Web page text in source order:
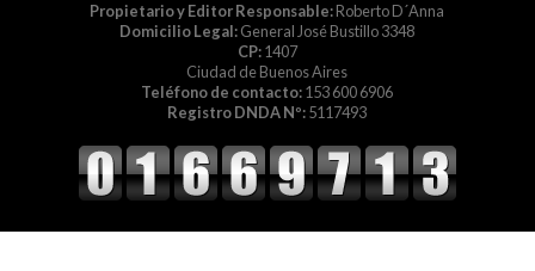
Propietario y Editor Responsable:Roberto D´Anna
Domicilio Legal:General José Bustillo 3348
CP:1407
Ciudad de Buenos Aires
Teléfono de contacto:153 600 6906
Registro DNDA Nº:5117493